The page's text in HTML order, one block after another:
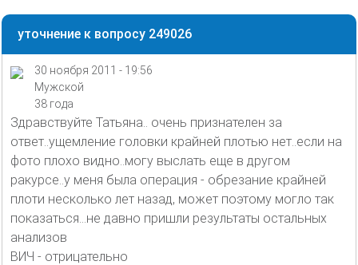
уточнение к вопросу 249026
30 ноября 2011 - 19:56
Мужской
38 года
Здравствуйте Татьяна.. очень признателен за
ответ..ущемление головки крайней плотью нет..если на
фото плохо видно..могу выслать еще в другом
ракурсе..у меня была операция - обрезание крайней
плоти несколько лет назад, может поэтому могло так
показаться...не давно пришли результаты остальных
анализов
ВИЧ - отрицательно